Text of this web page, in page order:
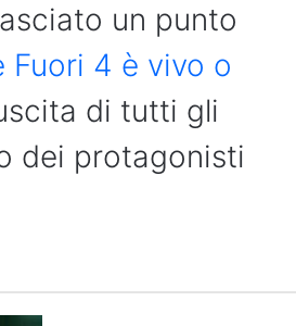
un punto
Fuori 4 è vivo o
di tutti gli
dei protagonisti